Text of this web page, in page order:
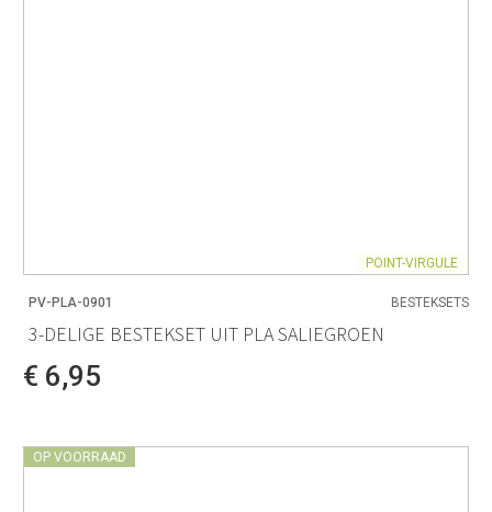
POINT-VIRGULE
PV-PLA-0901 BESTEKSETS
3-DELIGE BESTEKSET UIT PLA SALIEGROEN
€ 6,95
OP VOORRAAD